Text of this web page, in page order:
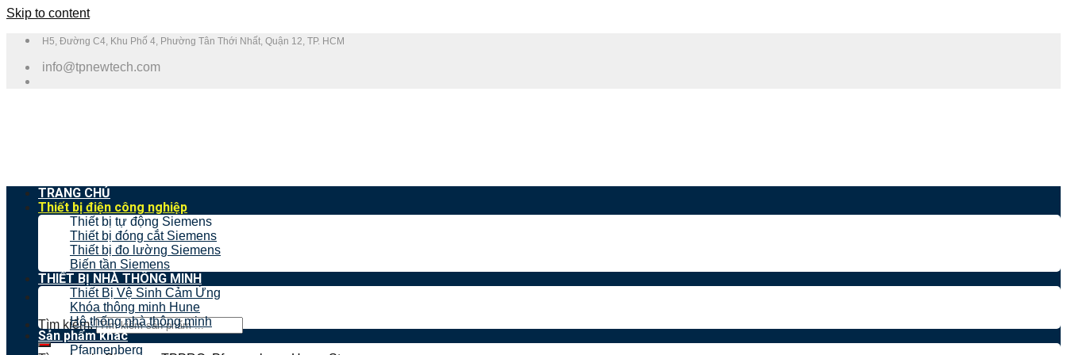
Skip to content
H5, Đường C4, Khu Phố 4, Phường Tân Thới Nhất, Quận 12, TP. HCM
info@tpnewtech.com
Tìm kiếm:
TRANG CHỦ
Thiết bị điện công nghiệp
Thiết bị tự động Siemens
Thiết bị đóng cắt Siemens
Thiết bị đo lường Siemens
Biến tần Siemens
THIẾT BỊ NHÀ THÔNG MINH
Thiết Bị Vệ Sinh Cảm Ứng
Khóa thông minh Hune
Hệ thống nhà thông minh
Sản phẩm khác
Pfannenberg